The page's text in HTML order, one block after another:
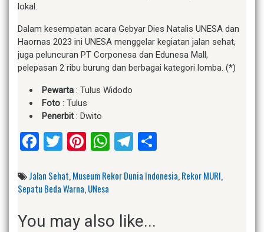
lokal.
Dalam kesempatan acara Gebyar Dies Natalis UNESA dan
Haornas 2023 ini UNESA menggelar kegiatan jalan sehat,
juga peluncuran PT Corponesa dan Edunesa Mall,
pelepasan 2 ribu burung dan berbagai kategori lomba. (*)
Pewarta : Tulus Widodo
Foto : Tulus
Penerbit: Dwito
Facebook
Twitter
Pinterest
WhatsApp
Telegram
Jalan Sehat,Museum Rekor Dunia Indonesia,Rekor MURI,
Sepatu Beda Warna,UNesa
You may also like...